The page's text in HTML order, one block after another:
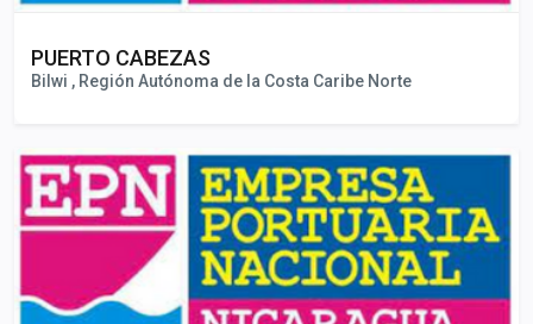
PUERTO CABEZAS
Bilwi , Región Autónoma de la Costa Caribe Norte